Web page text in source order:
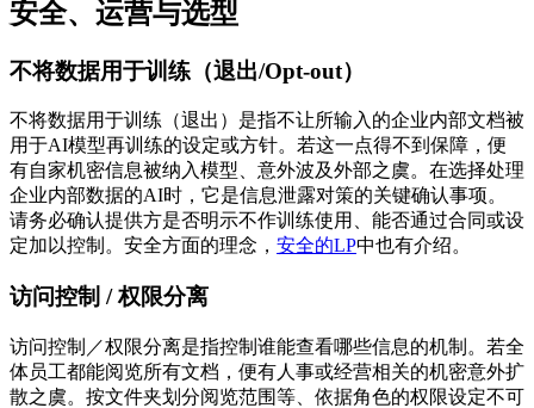
安全、运营与选型
不将数据用于训练（退出/Opt-out）
不将数据用于训练（退出）是指不让所输入的企业内部文档被
用于AI模型再训练的设定或方针。若这一点得不到保障，便
有自家机密信息被纳入模型、意外波及外部之虞。在选择处理
企业内部数据的AI时，它是信息泄露对策的关键确认事项。
请务必确认提供方是否明示不作训练使用、能否通过合同或设
定加以控制。安全方面的理念， 安全的LP中也有介绍。
访问控制 / 权限分离
访问控制／权限分离是指控制谁能查看哪些信息的机制。若全
体员工都能阅览所有文档，便有人事或经营相关的机密意外扩
散之虞。按文件夹划分阅览范围等、依据角色的权限设定不可